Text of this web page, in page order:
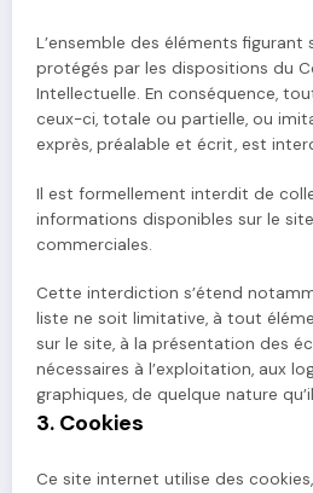
L’ensemble des éléments
protégés par les dispositions du
Intellectuelle. En conséquence,
ceux-ci, totale ou partielle, ou
exprès, préalable et écrit, est
Il est formellement interdit de
informations disponibles sur le
commerciales.
Cette interdiction s’étend
liste ne soit limitative, à tout
sur le site, à la présentation des
nécessaires à l’exploitation, aux
graphiques, de quelque nature
3. Cookies
Ce site internet utilise des